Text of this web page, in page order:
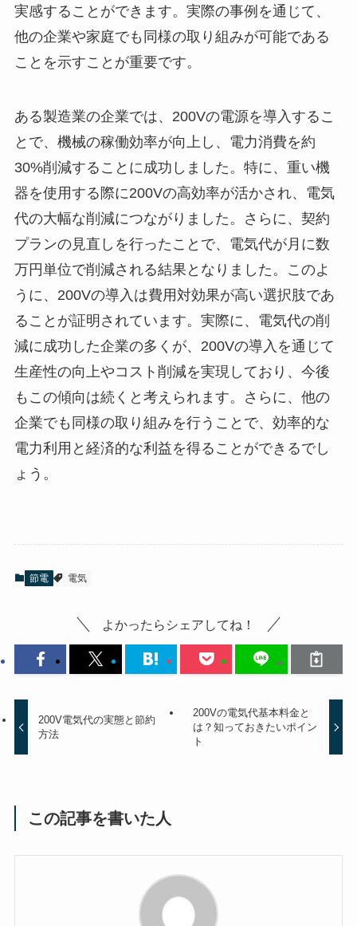
実感することができます。実際の事例を通じて、
他の企業や家庭でも同様の取り組みが可能である
ことを示すことが重要です。
ある製造業の企業では、200Vの電源を導入するこ
とで、機械の稼働効率が向上し、電力消費を約
30%削減することに成功しました。特に、重い機
器を使用する際に200Vの高効率が活かされ、電気
代の大幅な削減につながりました。さらに、契約
プランの見直しを行ったことで、電気代が月に数
万円単位で削減される結果となりました。このよ
うに、200Vの導入は費用対効果が高い選択肢であ
ることが証明されています。実際に、電気代の削
減に成功した企業の多くが、200Vの導入を通じて
生産性の向上やコスト削減を実現しており、今後
もこの傾向は続くと考えられます。さらに、他の
企業でも同様の取り組みを行うことで、効率的な
電力利用と経済的な利益を得ることができるでし
ょう。
節電 電気
よかったらシェアしてね！
200V電気代の実態と節約
方法
200Vの電気代基本料金と
は？知っておきたいポイン
ト
この記事を書いた人